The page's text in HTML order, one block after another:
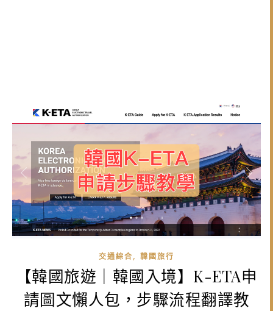
交通綜合, 韓國旅行
【韓國旅遊｜韓國入境】K-ETA申
請圖文懶人包，步驟流程翻譯教